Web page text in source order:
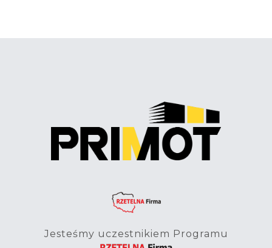
Jesteśmy uczestnikiem Programu